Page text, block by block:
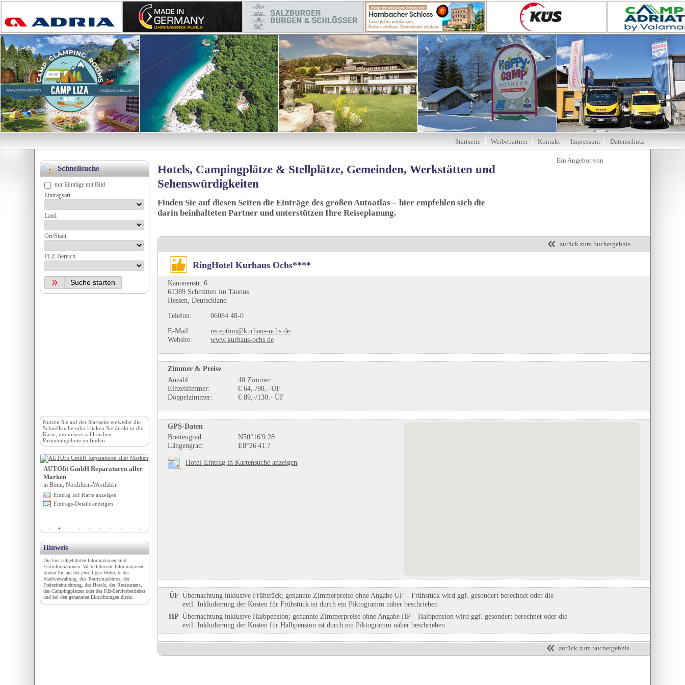
Hotels, Campingplätze & Stellplätze, Gemeinden, Werkstätten und
Sehenswürdigkeiten
Finden Sie auf diesen Seiten die Einträge des großen Autoatlas – hier empfehlen sich die
darin beinhalteten Partner und unterstützen Ihre Reiseplanung.
zurück zum Suchergebnis
RingHotel Kurhaus Ochs****
Kanonenstr. 6
61389 Schmitten im Taunus
Hessen, Deutschland
Telefon:
06084 48-0
E-Mail:
reception@kurhaus-ochs.de
Website:
www.kurhaus-ochs.de
Zimmer & Preise
Anzahl:
40 Zimmer
Einzelzimmer:
€ 64,-/98,- ÜF
Doppelzimmer:
€ 89,-/130,- ÜF
GPS-Daten
Breitengrad:
N50°16'9.28
Längengrad:
E8°26'41.7
Hotel-Eintrag in Kartensuche anzeigen
ÜF Übernachtung inklusive Frühstück; genannte Zimmerpreise ohne Angabe ÜF – Frühstück wird ggf. gesondert berechnet oder die
evtl. Inkludierung der Kosten für Frühstück ist durch ein Piktogramm näher beschrieben
HP Übernachtung inklusive Halbpension; genannte Zimmerpreise ohne Angabe HP – Halbpension wird ggf. gesondert berechnet oder die
evtl. Inkludierung der Kosten für Halbpension ist durch ein Piktogramm näher beschrieben
zurück zum Suchergebnis
Startseite Werbepartner Kontakt Impressum Datenschutz
Schnellsuche
nur Einträge mit Bild
Eintragsart
Land
Ort/Stadt
PLZ-Bereich
Nutzen Sie auf derStartseite entweder die
Schnellsuche oder klicken Sie direkt in die
Karte, um unsere zahlreichen
Partnerangebote zu finden.
AUTOfit GmbH Reparaturen aller
Marken
in Bonn, Nordrhein-Westfalen
Eintrag auf Karte anzeigen
Eintrags-Details anzeigen
Wohnmobilhafen Nettersheim Besuchsbergwerk Teufelsgrund
Hinweis
Die hier aufgeführten Informationen sind
Erstinformationen. Weiterführende Informationen
finden Sie auf der jeweiligen Webseite der
Stadtverwaltung, des Tourismusbüros, der
Freizeiteinrichtung, des Hotels, des Restaurants,
des Campingplatzes oder des Kfz-Servicebetriebes
und bei den genannten Einrichtungen direkt.